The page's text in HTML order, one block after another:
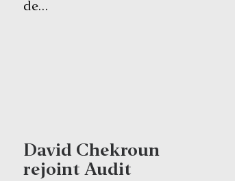
de…
David Chekroun
rejoint Audit